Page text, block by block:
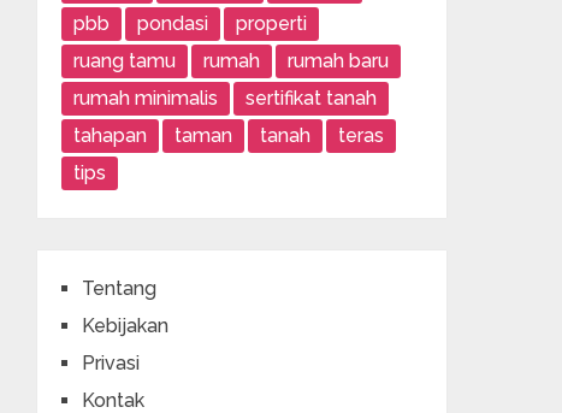
pbb
pondasi
properti
ruang tamu
rumah
rumah baru
rumah minimalis
sertifikat tanah
tahapan
taman tanah
teras
tips
Tentang
Kebijakan
Privasi
Kontak